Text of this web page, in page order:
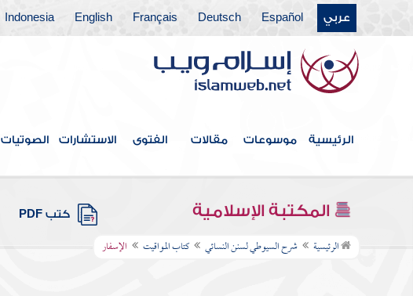
عربي Español
Deutsch
Français
English
Indonesia
الرئيسية موسوعات مقالات الفتوى الاستشارات الصوتيات
المكتبة الإسلامية كتب PDF
الرئيسية شرح السيوطي لسنن النسائي كتاب المواقيت الإسفار
فهرس الكتاب
كتاب الطهارة
كتاب المياه
كتاب الحيض والاستحاضة
كتاب الغسل والتيمم
كتاب الصلاة
كتاب المواقيت